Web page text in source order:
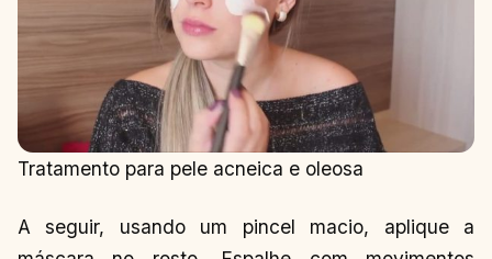
Tratamento para pele acneica e oleosa
A seguir, usando um pincel macio, aplique a